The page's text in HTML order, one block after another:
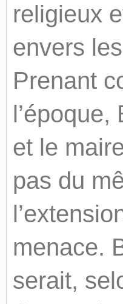
religieux
envers
Prenant
et le
pas du
menace.
serait,